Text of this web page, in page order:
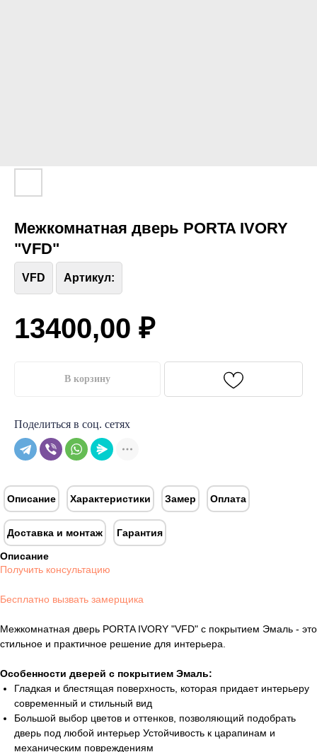
Межкомнатная дверь PORTA IVORY
"VFD"
VFD Артикул:
13400,00 ₽
В корзину
Поделиться в соц. сетях
Описание Характеристики Замер Оплата
Доставка и монтаж Гарантия
Описание
Получить консультацию
Бесплатно вызвать замерщика
Межкомнатная дверь PORTA IVORY "VFD" с покрытием Эмаль - это
стильное и практичное решение для интерьера.
Особенности дверей с покрытием Эмаль:
Гладкая и блестящая поверхность, которая придает интерьеру
современный и стильный вид
Большой выбор цветов и оттенков, позволяющий подобрать
дверь под любой интерьер Устойчивость к царапинам и
механическим повреждениям